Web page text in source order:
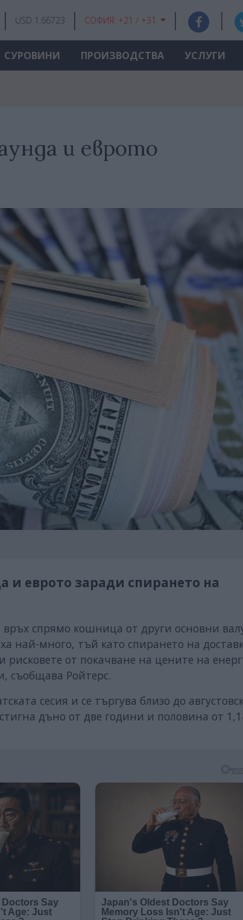
USD 1.66723 СОФИЯ: +21 / +31
СУРОВИНИ ПРОИЗВОДСТВА УСЛУГИ
и еврото
и еврото заради спирането на
спрямо кошница от други основни
най-много, тъй като спирането на
рисковете от покачване на цените на
съобщава Ройтерс.
сесия и се търгува близо до
дъно от две години и половина от